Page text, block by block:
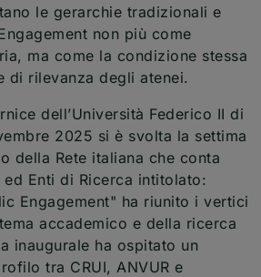
le gerarchie tradizionali e
non più come
ma come la condizione stessa
di rilevanza degli atenei.
dell’Università Federico II di
2025 si è svolta la settima
della Rete italiana che conta
Enti di Ricerca intitolato:
Engagement" ha riunito i vertici
accademico e della ricerca
inaugurale ha ospitato un
tra CRUI, ANVUR e